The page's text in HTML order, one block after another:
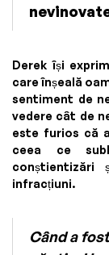
Derek își
care înșeală
sentiment de
vedere cât de
este furios că
ceea ce
infracțiuni.
Când a